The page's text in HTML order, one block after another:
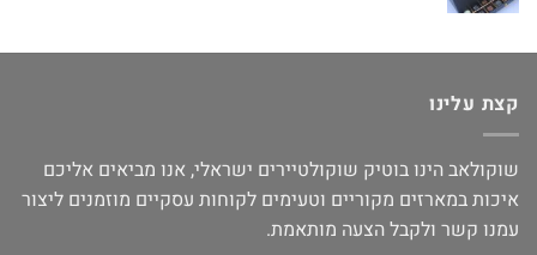
קצת עלינו
שוקולאב הינו בוטיק שוקולטיירים ישראלי, אנו מביאים אליכם
איכות במארזים מקוריים וטעימים לקוחות עסקיים מוזמנים ליצור
עמנו קשר ולקבל הצעה מותאמת.